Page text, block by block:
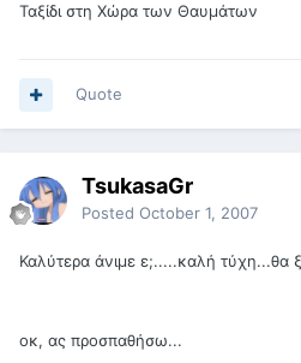
Ταξίδι στη Χώρα των Θαυμάτων
Quote
TsukasaGr
Posted October 1, 2007
Καλύτερα άνιμε ε;.....καλή τύχη...θα
οκ, ας προσπαθήσω...